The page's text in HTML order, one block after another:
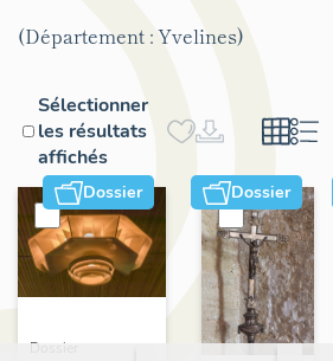
(Département : Yvelines)
Sélectionner
les résultats
affichés
Dossier
Dossier
Dossier